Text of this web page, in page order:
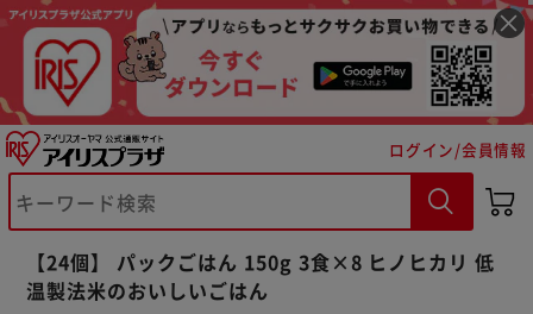
ログイン/会員情報
【24個】 パックごはん 150g 3食×8 ヒノヒカリ 低
温製法米のおいしいごはん